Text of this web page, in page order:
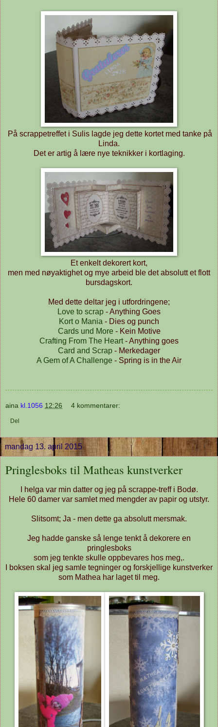
På scrappetreffet i Sulis lagde jeg dette kortet med tanke på
Linda.
Det er artig å lære nye teknikker i kortlaging.
Et enkelt dekorert kort,
men med nøyaktighet og mye arbeid ble det absolutt et flott
bursdagskort.
Med dette deltar jeg i utfordringene;
Love to scrap - Anything Goes
Kort o Mania - Dies og punch
Cards und More- Kein Motive
Crafting From The Heart- Anything goes
Card and Scrap - Merkedager
A Gem of A Challenge - Spring is in the Air
aina kl.1056 12:26 4 kommentarer:
Del
mandag 13. april 2015
Pringlesboks til Matheas kunstverker
I helga var min datter og jeg på scrappe-treff i Bodø.
Hele 60 damer var samlet med mengder av papir og utstyr.
Slitsomt; Ja - men dette ga absolutt mersmak.
Jeg hadde ganske så lenge tenkt å dekorere en
pringlesboks
som jeg tenkte skulle oppbevares hos meg,.
I boksen skal jeg samle tegninger og forskjellige kunstverker
som Mathea har laget til meg.